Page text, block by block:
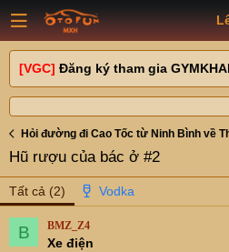
[VGC] Đăng ký tham gia
Hỏi đường đi Cao Tốc từ Ninh Bình về
Hũ rượu của bác ở #2
Tất cả (2)
B BMZ_Z4
Xe điện